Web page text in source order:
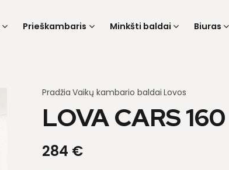
Prieškambaris Minkšti baldai Biuras
Pradžia Vaikų kambario baldai Lovos
LOVA CARS 160
284 €